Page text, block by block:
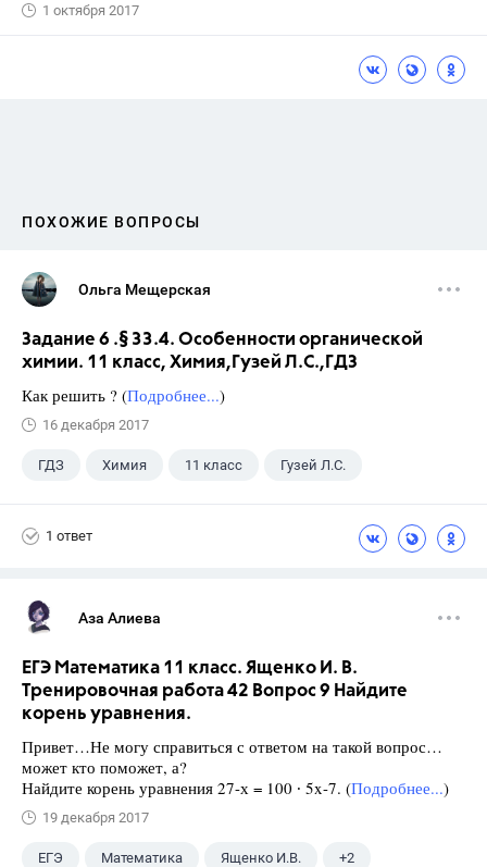
1 октября 2017
ПОХОЖИЕ ВОПРОСЫ
Ольга Мещерская
Задание 6 .§ 33.4. Особенности органической
химии. 11 класс, Химия,Гузей Л.С.,ГДЗ
Как решить ? (Подробнее...)
16 декабря 2017
ГДЗ Химия 11 класс Гузей Л.С.
1 ответ
Аза Алиева
ЕГЭ Математика 11 класс. Ященко И. В.
Тренировочная работа 42 Вопрос 9 Найдите
корень уравнения.
Привет…Не могу справиться с ответом на такой вопрос…
может кто поможет, а?
Найдите корень уравнения 27-х = 100 ∙ 5x-7. (Подробнее...)
19 декабря 2017
ЕГЭ Математика Ященко И.В. +2